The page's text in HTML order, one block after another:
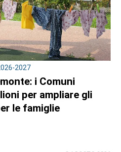
2027
i Comuni
per ampliare gli
le famiglie